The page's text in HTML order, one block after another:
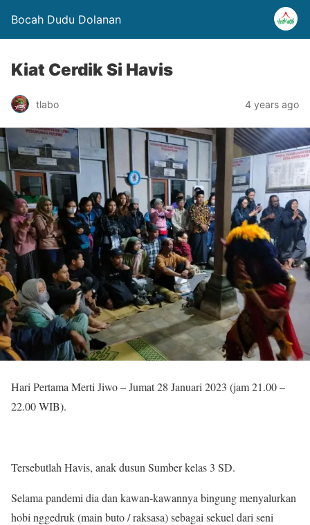
Bocah Dudu Dolanan
Kiat Cerdik Si Havis
tlabo 4 years ago
Hari Pertama Merti Jiwo – Jumat 28 Januari 2023 (jam 21.00 –
22.00 WIB).
Tersebutlah Havis, anak dusun Sumber kelas 3 SD.
Selama pandemi dia dan kawan-kawannya bingung menyalurkan
hobi nggedruk (main buto / raksasa) sebagai sekuel dari seni